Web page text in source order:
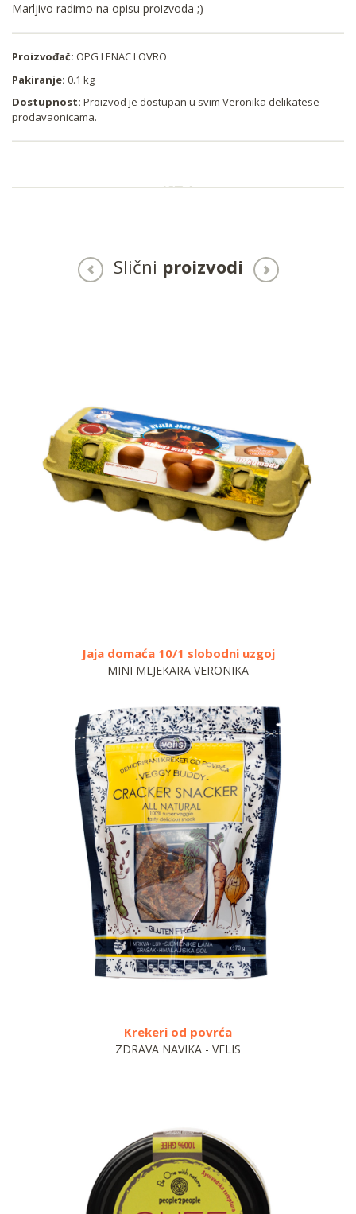
Marljivo radimo na opisu proizvoda ;)
Proizvođač: OPG LENAC LOVRO
Pakiranje: 0.1 kg
Dostupnost: Proizvod je dostupan u svim Veronika delikatese
prodavaonicama.
Slični proizvodi
domaća 10/1 slobodni uzgoj
MINI MLJEKARA VERONIKA
Krekeri od povrća
ZDRAVA NAVIKA - VELIS